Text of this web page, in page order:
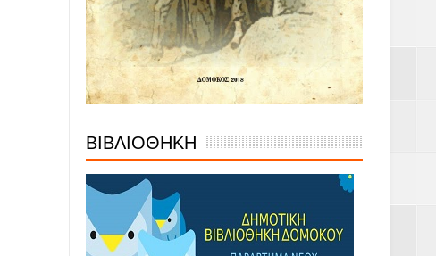
ΒΙΒΛΙΟΘΗΚΗ